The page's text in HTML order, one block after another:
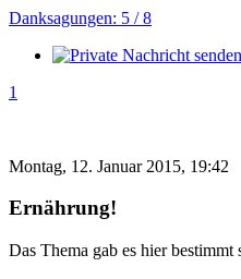
Danksagungen: 5 / 8
1
Montag, 12. Januar 2015, 19:42
Ernährung!
Das Thema gab es hier